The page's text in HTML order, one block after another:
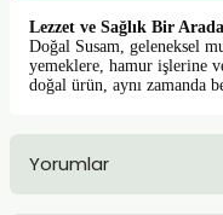
Lezzet ve Sağlık Bir
Doğal Susam, geleneksel
yemeklere, hamur işlerine
doğal ürün, aynı zamanda
Yorumlar